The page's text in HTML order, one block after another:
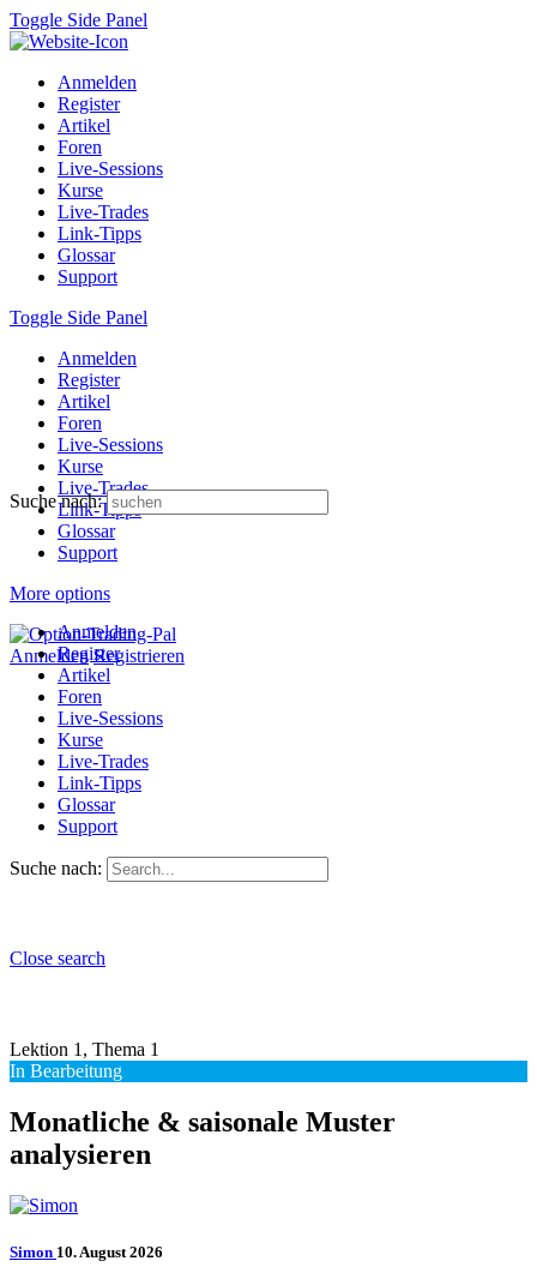
Toggle Side Panel
Anmelden
Register
Artikel
Foren
Live-Sessions
Kurse
Live-Trades
Link-Tipps
Glossar
Support
Toggle Side Panel
Anmelden
Register
Artikel
Foren
Live-Sessions
Kurse
Live-Trades
Link-Tipps
Glossar
Support
More options
Anmelden Registrieren
Suche nach:
Anmelden
Register
Artikel
Foren
Live-Sessions
Kurse
Live-Trades
Link-Tipps
Glossar
Support
Suche nach:
Close search
Lektion 1, Thema 1
In Bearbeitung
Monatliche & saisonale Muster
analysieren
Simon 10. August 2026